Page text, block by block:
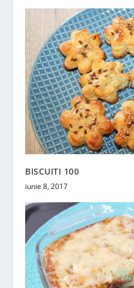
BISCUITI 100
iunie 8, 2017